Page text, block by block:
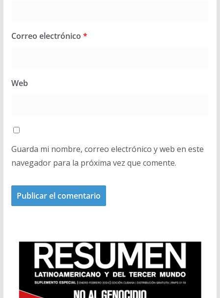
Correo electrónico *
Web
Guarda mi nombre, correo electrónico y web en este
navegador para la próxima vez que comente.